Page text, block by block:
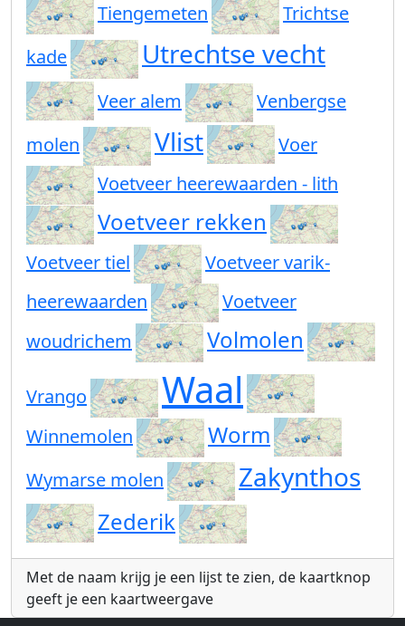
Tiengemeten
Trichtse
kade
Utrechtse vecht
Veer alem
Venbergse
molen
Vlist
Voer
Voetveer heerewaarden - lith
Voetveer rekken
Voetveer tiel
Voetveer varik-
heerewaarden
Voetveer
woudrichem
Volmolen
Vrango Waal
Winnemolen Worm
Wymarse molen Zakynthos
Zederik
Met de naam krijg je een lijst te zien, de kaartknop
geeft je een kaartweergave